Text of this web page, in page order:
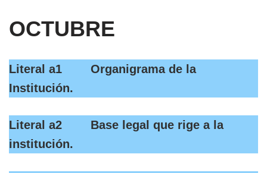
OCTUBRE
Literal a1 Organigrama de la
Institución.
Literal a2 Base legal que rige a la
institución.